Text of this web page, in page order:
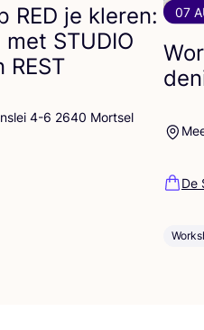
RED je kleren:
met STUDIO
REST
4-6 2640 Mortsel
07
De